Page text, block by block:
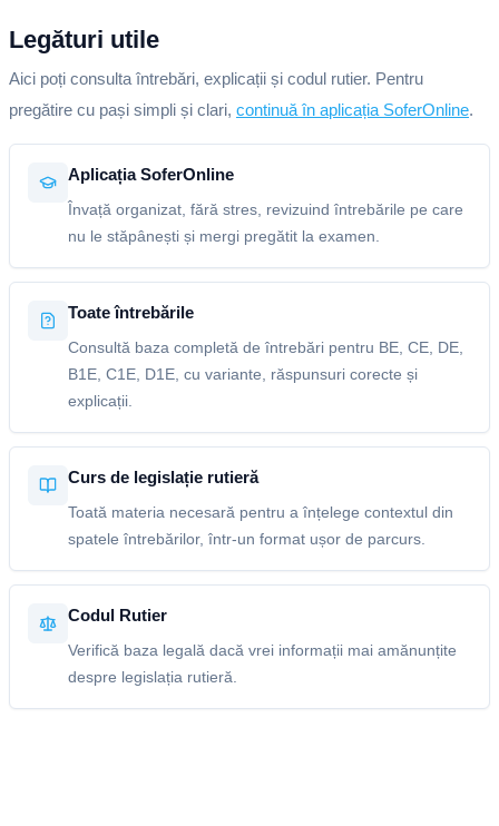
Legături utile
Aici poți consulta întrebări, explicații și codul rutier. Pentru
pregătire cu pași simpli și clari, continuă în aplicația SoferOnline.
Aplicația SoferOnline
Învață organizat, fără stres, revizuind întrebările pe care
nu le stăpânești și mergi pregătit la examen.
Toate întrebările
Consultă baza completă de întrebări pentru BE, CE, DE,
B1E, C1E, D1E, cu variante, răspunsuri corecte și
explicații.
Curs de legislație rutieră
Toată materia necesară pentru a înțelege contextul din
spatele întrebărilor, într-un format ușor de parcurs.
Codul Rutier
Verifică baza legală dacă vrei informații mai amănunțite
despre legislația rutieră.